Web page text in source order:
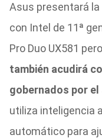
Asus presentará la
con Intel de 11ª
Pro Duo UX581
también acudirá
gobernados por
utiliza inteligencia
automático para